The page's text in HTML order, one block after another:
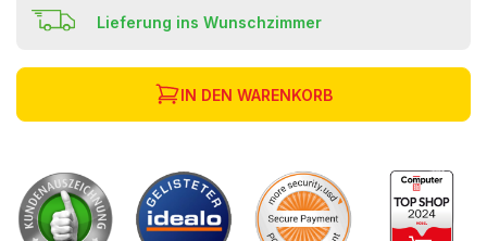
Lieferung ins Wunschzimmer
IN DEN WARENKORB